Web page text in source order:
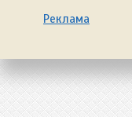
Реклама